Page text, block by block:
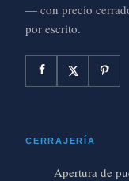
— con precio
por escrito.
CERRAJERÍA
Apertura de